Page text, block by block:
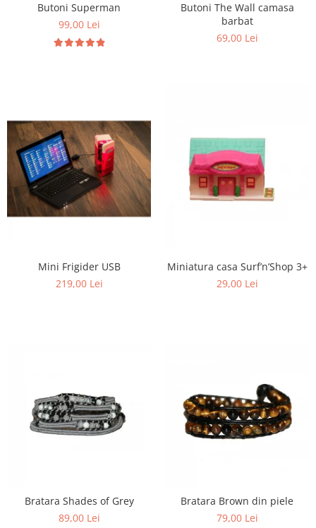
Butoni Superman
99,00 Lei
Butoni The Wall camasa
barbat
69,00 Lei
Mini Frigider USB
219,00 Lei
Miniatura casa Surf’n’Shop 3+
29,00 Lei
Bratara Shades of Grey
89,00 Lei
Bratara Brown din piele
79,00 Lei